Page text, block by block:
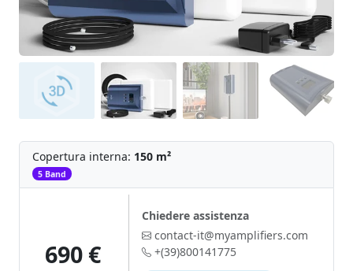
Copertura interna: 150 m²
5 Band ‌
690 €
Chiedere assistenza
contact-it@myamplifiers.com
+(39)800141775